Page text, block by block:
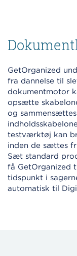
GetOrganized
fra dannelse til
dokumentmotor
opsætte
og
testværktøj kan
inden de sættes
Sæt standard
få GetOrganized
tidspunkt i
automatisk til